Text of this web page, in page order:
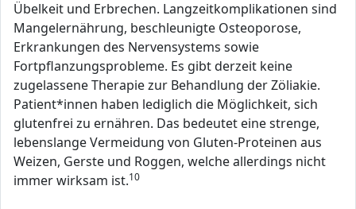
Übelkeit und Erbrechen. Langzeitkomplikationen sind
Mangelernährung, beschleunigte Osteoporose,
Erkrankungen des Nervensystems sowie
Fortpflanzungsprobleme. Es gibt derzeit keine
zugelassene Therapie zur Behandlung der Zöliakie.
Patient*innen haben lediglich die Möglichkeit, sich
glutenfrei zu ernähren. Das bedeutet eine strenge,
lebenslange Vermeidung von Gluten-Proteinen aus
Weizen, Gerste und Roggen, welche allerdings nicht
immer wirksam ist.10